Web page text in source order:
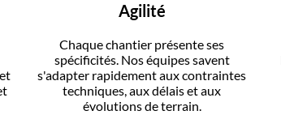
Agilité
Chaque chantier présente ses
spécificités. Nos équipes savent
s'adapter rapidement aux contraintes
techniques, aux délais et aux
évolutions de terrain.